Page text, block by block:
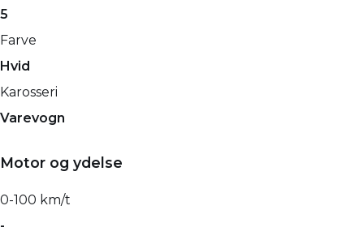
5
Farve
Hvid
Karosseri
Varevogn
Motor og ydelse
0-100 km/t
-